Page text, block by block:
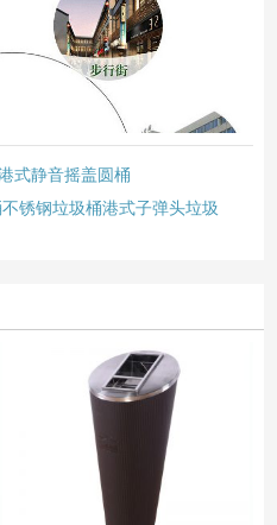
式静音摇盖圆桶
锈钢垃圾桶港式子弹头垃圾